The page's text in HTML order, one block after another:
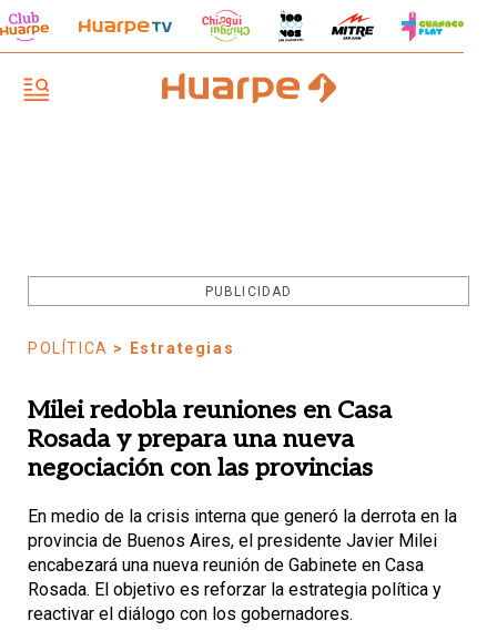
PUBLICIDAD
POLÍTICA > Estrategias
Milei redobla reuniones en Casa
Rosada y prepara una nueva
negociación con las provincias
En medio de la crisis interna que generó la derrota en la
provincia de Buenos Aires, el presidente Javier Milei
encabezará una nueva reunión de Gabinete en Casa
Rosada. El objetivo es reforzar la estrategia política y
reactivar el diálogo con los gobernadores.